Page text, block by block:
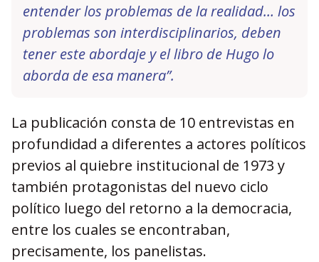
entender los problemas de la realidad… los
problemas son interdisciplinarios, deben
tener este abordaje y el libro de Hugo lo
aborda de esa manera”.
La publicación consta de 10 entrevistas en
profundidad a diferentes a actores políticos
previos al quiebre institucional de 1973 y
también protagonistas del nuevo ciclo
político luego del retorno a la democracia,
entre los cuales se encontraban,
precisamente, los panelistas.